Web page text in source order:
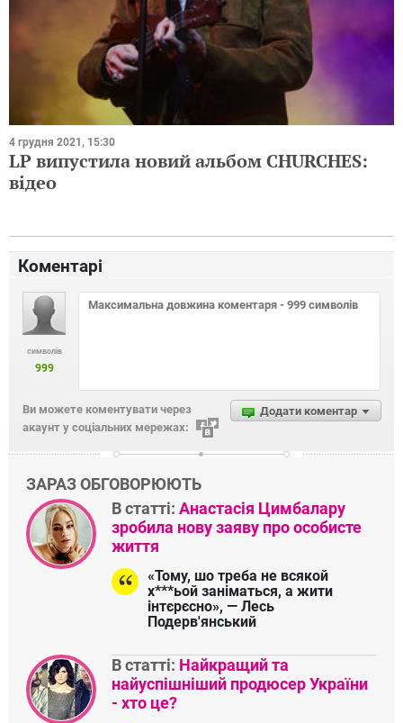
4 грудня 2021, 15:30
LP випустила новий альбом CHURCHES:
відео
Коментарі
символів
999
Додати коментар
Ви можете коментувати через
акаунт у соціальних мережах:
ЗАРАЗ ОБГОВОРЮЮТЬ
В статті: Анастасія Цимбалару
зробила нову заяву про особисте
життя
«Тому, шо треба не всякой
х***ьой заніматься, а жити
інтєрєсно», — Лесь
Подерв'янський
В статті: Найкращий та
найуспішніший продюсер України
- хто це?